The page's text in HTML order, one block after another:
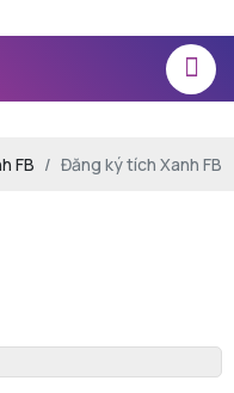
FB Đăng ký tích Xanh FB